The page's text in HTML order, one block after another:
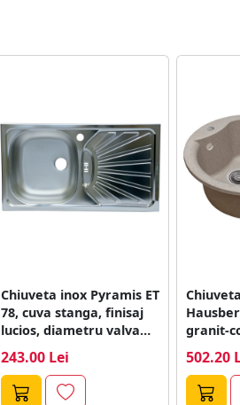
Chiuveta inox Pyramis ET
78, cuva stanga, finisaj
lucios, diametru valva
243.00 Lei
granit-
502.20